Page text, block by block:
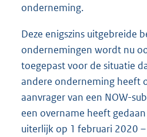
onderneming.
Deze enigszins uitgebreide
ondernemingen wordt nu
toegepast voor de situatie
andere onderneming heeft
aanvrager van een NOW-
een overname heeft
uiterlijk op 1 februari 2020